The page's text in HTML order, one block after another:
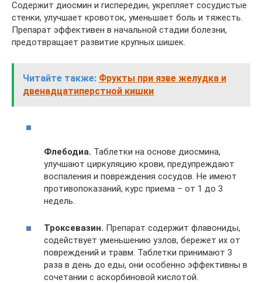
Содержит диосмин и гиспередин, укрепляет сосудистые
стенки, улучшает кровоток, уменьшает боль и тяжесть.
Препарат эффективен в начальной стадии болезни,
предотвращает развитие крупных шишек.
Читайте также: Фрукты при язве желудка и
двенадцатиперстной кишки
Флебодиа. Таблетки на основе диосмина,
улучшают циркуляцию крови, предупреждают
воспаления и повреждения сосудов. Не имеют
противопоказаний, курс приема – от 1 до 3
недель.
Троксевазин. Препарат содержит флавониды,
содействует уменьшению узлов, бережет их от
повреждений и травм. Таблетки принимают 3
раза в день до еды, они особенно эффективны в
сочетании с аскорбиновой кислотой.